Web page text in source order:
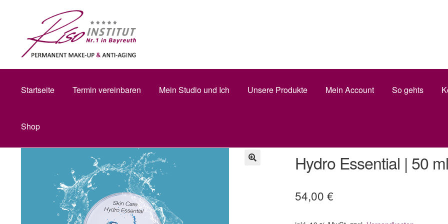
Navigation
springen
springen
Startseite Termin vereinbaren Mein Studio und Ich Unsere Produkte Mein Account So gehts
Shop
Startseite Produkte
Hydro Essential | 50 ml
54,00 €